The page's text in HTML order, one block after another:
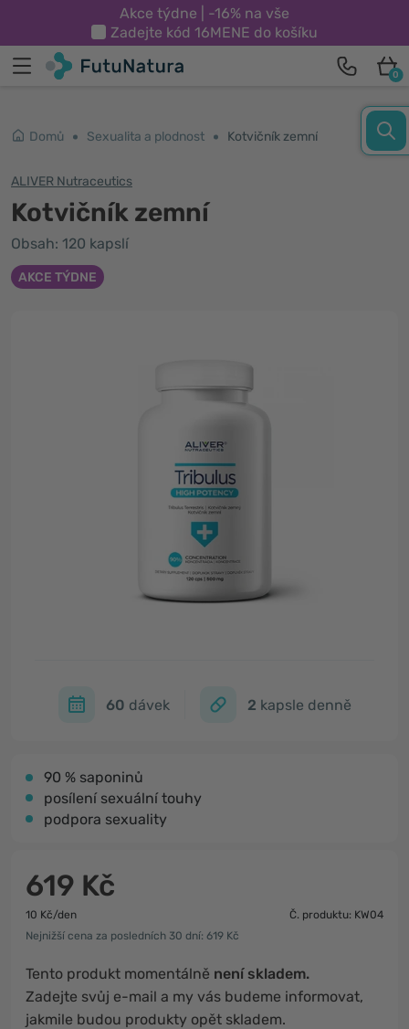
Akce týdne | -16% na vše
Zadejte kód 16MENE do košíku
0
Domů Sexualita a plodnost Kotvičník zemní
ALIVER Nutraceutics
Kotvičník zemní
Obsah: 120 kapslí
AKCE TÝDNE
60 dávek 2 kapsle denně
90 % saponinů
posílení sexuální touhy
podpora sexuality
619 Kč
10 Kč/den
Č. produktu: KW04
Nejnižší cena za posledních 30 dní: 619 Kč
Tento produkt momentálně není skladem.
Zadejte svůj e-mail a my vás budeme informovat,
jakmile budou produkty opět skladem.